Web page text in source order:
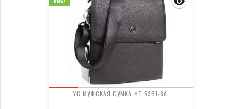
YC МУЖСКАЯ СУМКА HT 5361-8A